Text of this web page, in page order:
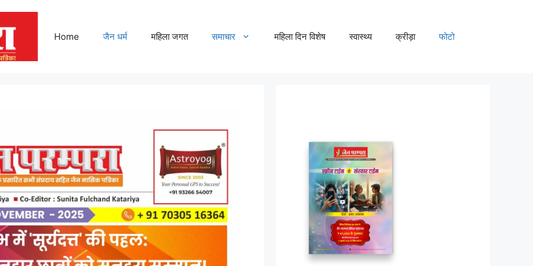
Home जैन धर्म महिला जगत समाचार महिला दिन विशेष स्वास्थ्य क्रीड़ा फोटो